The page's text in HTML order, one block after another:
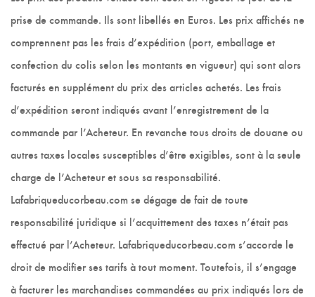
prise de commande. Ils sont libellés en Euros. Les prix affichés ne
comprennent pas les frais d’expédition (port, emballage et
confection du colis selon les montants en vigueur) qui sont alors
facturés en supplément du prix des articles achetés. Les frais
d’expédition seront indiqués avant l’enregistrement de la
commande par l’Acheteur. En revanche tous droits de douane ou
autres taxes locales susceptibles d’être exigibles, sont à la seule
charge de l’Acheteur et sous sa responsabilité.
Lafabriqueducorbeau.com se dégage de fait de toute
responsabilité juridique si l’acquittement des taxes n’était pas
effectué par l’Acheteur. Lafabriqueducorbeau.com s’accorde le
droit de modifier ses tarifs à tout moment. Toutefois, il s’engage
à facturer les marchandises commandées au prix indiqués lors de